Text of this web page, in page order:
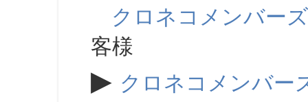
クロネコメンバーズ
客様
▶ クロネコメンバー